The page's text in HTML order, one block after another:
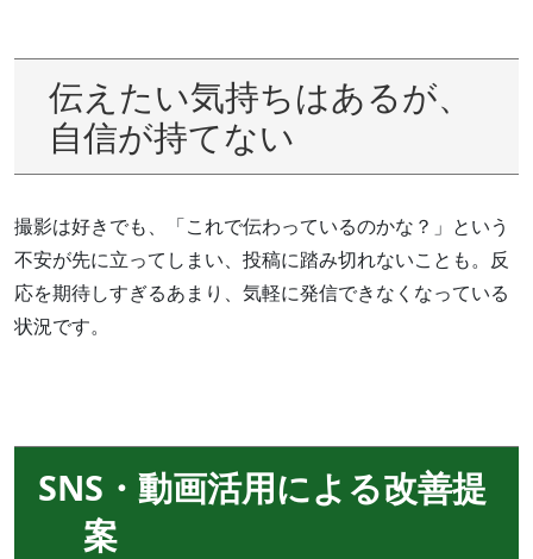
伝えたい気持ちはあるが、
自信が持てない
撮影は好きでも、「これで伝わっているのかな？」という
不安が先に立ってしまい、投稿に踏み切れないことも。反
応を期待しすぎるあまり、気軽に発信できなくなっている
状況です。
SNS・動画活用による改善提
案